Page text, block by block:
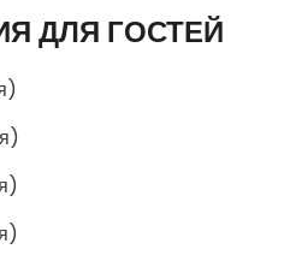
ДЛЯ ГОСТЕЙ